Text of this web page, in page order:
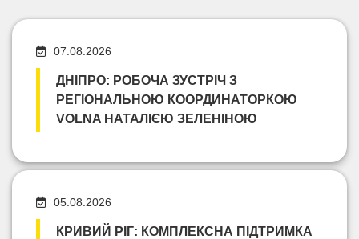
07.08.2026
ДНІПРО: РОБОЧА ЗУСТРІЧ З
РЕГІОНАЛЬНОЮ КООРДИНАТОРКОЮ
VOLNA НАТАЛІЄЮ ЗЕЛЕНІНОЮ
05.08.2026
КРИВИЙ РІГ: КОМПЛЕКСНА ПІДТРИМКА